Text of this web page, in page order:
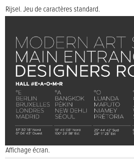
Rijsel. Jeu de caractères standard.
Affichage écran.